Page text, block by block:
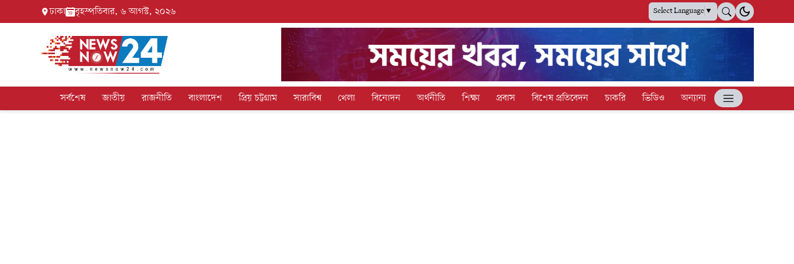
ঢাকা বৃহস্পতিবার, ৬ আগস্ট, ২০২৬ Select Language▼
সর্বশেষ জাতীয় রাজনীতি বাংলাদেশ প্রিয় চট্টগ্রাম সারাবিশ্ব খেলা বিনোদন অর্থনীতি শিক্ষা প্রবাস বিশেষ প্রতিবেদন চাকরি ভিডিও অন্যান্য